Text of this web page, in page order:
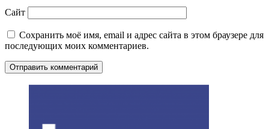
Сайт
Сохранить моё имя, email и адрес сайта в этом браузере для
последующих моих комментариев.